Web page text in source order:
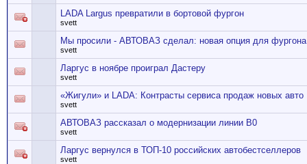
LADA Largus превратили в бортовой фургон
svett
Мы просили - АВТОВАЗ сделал: новая опция для фургона
svett
Ларгус в ноябре проиграл Дастеру
svett
«Жигули» и LADA: Контрасты сервиса продаж новых авто
svett
АВТОВАЗ рассказал о модернизации линии В0
svett
Ларгус вернулся в ТОП-10 российских автобестселлеров
svett